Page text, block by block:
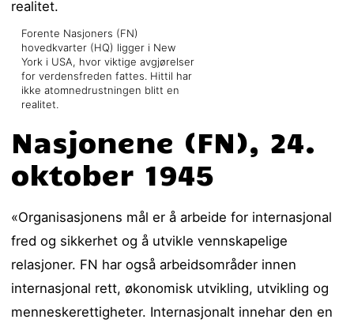
Forente Nasjoners (FN)
hovedkvarter (HQ) ligger i New
York i USA, hvor viktige avgjørelser
for verdensfreden fattes. Hittil har
ikke atomnedrustningen blitt en
realitet.
Nasjonene (FN), 24.
oktober 1945
«Organisasjonens mål er å arbeide for internasjonal
fred og sikkerhet og å utvikle vennskapelige
relasjoner. FN har også arbeidsområder innen
internasjonal rett, økonomisk utvikling, utvikling og
menneskerettigheter. Internasjonalt innehar den en